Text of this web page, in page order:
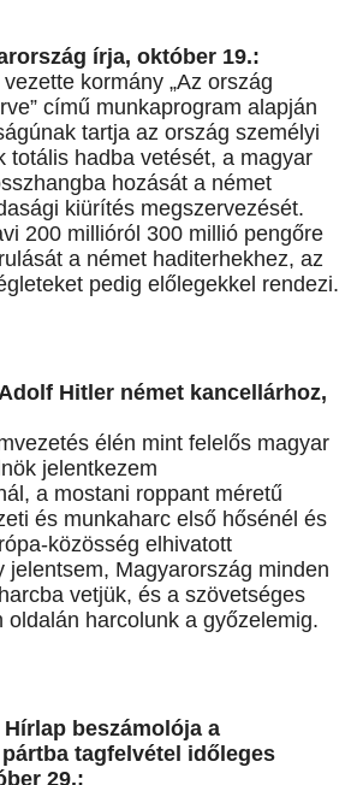
írja, október 19.:
kormány „Az ország
című munkaprogram alapján
tartja az ország személyi
totális hadba vetését, a magyar
hozását a német
kiürítés megszervezését.
200 millióról 300 millió pengőre
a német haditerhekhez, az
pedig előlegekkel rendezi.
Hitler német kancellárhoz,
élén mint felelős magyar
jelentkezem
a mostani roppant méretű
és munkaharc első hősénél és
közösség elhivatott
jelentsem, Magyarország minden
vetjük, és a szövetséges
oldalán harcolunk a győzelemig.
beszámolója a
tagfelvétel időleges
29.: